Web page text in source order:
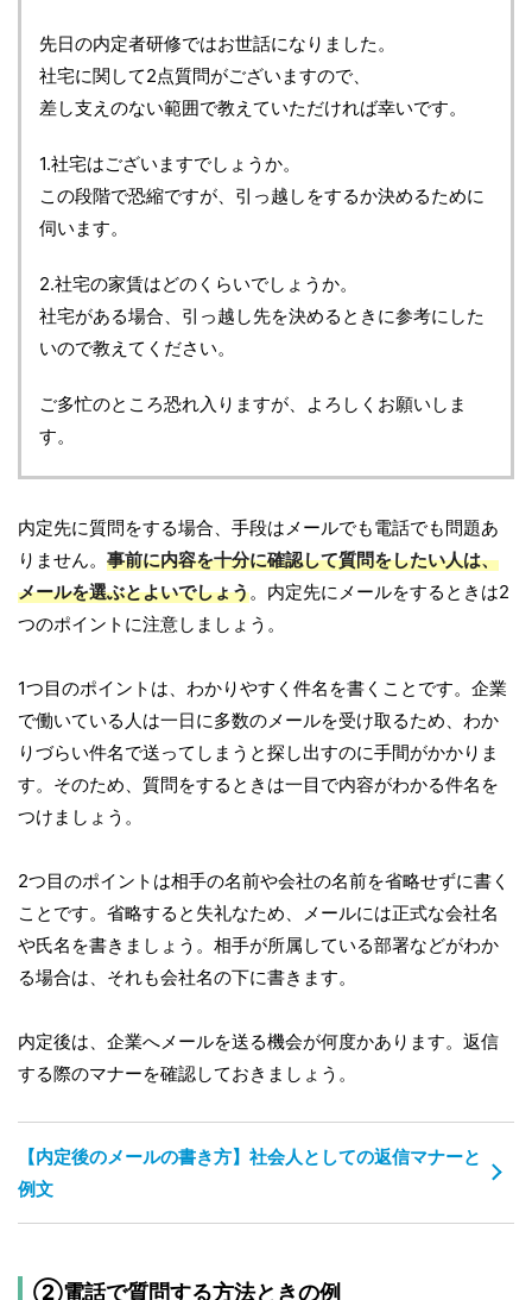
先日の内定者研修ではお世話になりました。
社宅に関して2点質問がございますので、
差し支えのない範囲で教えていただければ幸いです。
1.社宅はございますでしょうか。
この段階で恐縮ですが、引っ越しをするか決めるために
伺います。
2.社宅の家賃はどのくらいでしょうか。
社宅がある場合、引っ越し先を決めるときに参考にした
いので教えてください。
ご多忙のところ恐れ入りますが、よろしくお願いしま
す。
内定先に質問をする場合、手段はメールでも電話でも問題あ
りません。 事前に内容を十分に確認して質問をしたい人は、
メールを選ぶとよいでしょう。内定先にメールをするときは2
つのポイントに注意しましょう。
1つ目のポイントは、わかりやすく件名を書くことです。企業
で働いている人は一日に多数のメールを受け取るため、わか
りづらい件名で送ってしまうと探し出すのに手間がかかりま
す。そのため、質問をするときは一目で内容がわかる件名を
つけましょう。
2つ目のポイントは相手の名前や会社の名前を省略せずに書く
ことです。省略すると失礼なため、メールには正式な会社名
や氏名を書きましょう。相手が所属している部署などがわか
る場合は、それも会社名の下に書きます。
内定後は、企業へメールを送る機会が何度かあります。返信
する際のマナーを確認しておきましょう。
【内定後のメールの書き方】社会人としての返信マナーと
例文
②電話で質問する方法ときの例